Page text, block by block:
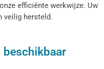
efficiënte werkwijze. Uw
veilig hersteld.